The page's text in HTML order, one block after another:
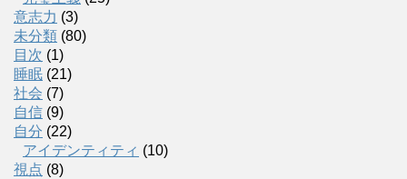
意志力 (3)
未分類 (80)
目次 (1)
睡眠 (21)
社会 (7)
自信 (9)
自分 (22)
アイデンティティ (10)
視点 (8)